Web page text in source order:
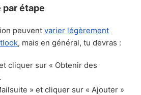
étape
peuventvarier légèrement
, mais en général, tu devras :
cliquer sur « Obtenir des
» et cliquer sur « Ajouter »